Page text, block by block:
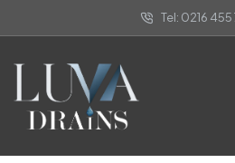
Tel: 0216
ANA SAYFA/PIK SÜZGEÇLER/ÇATI